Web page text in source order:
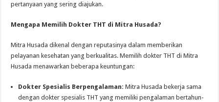
pertanyaan yang sering diajukan.
Mengapa Memilih Dokter THT di Mitra Husada?
Mitra Husada dikenal dengan reputasinya dalam memberikan
pelayanan kesehatan yang berkualitas. Memilih dokter THT di Mitra
Husada menawarkan beberapa keuntungan:
Dokter Spesialis Berpengalaman: Mitra Husada bekerja sama
dengan dokter spesialis THT yang memiliki pengalaman bertahun-